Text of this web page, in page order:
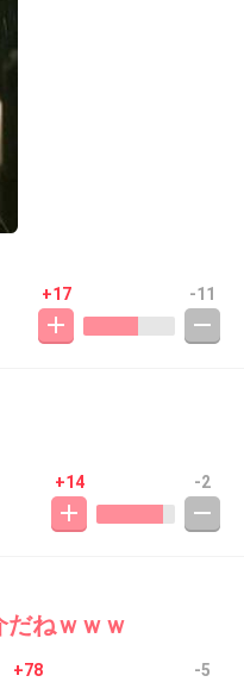
+17 -11
+14 -2
ねｗｗｗ
+78 -5